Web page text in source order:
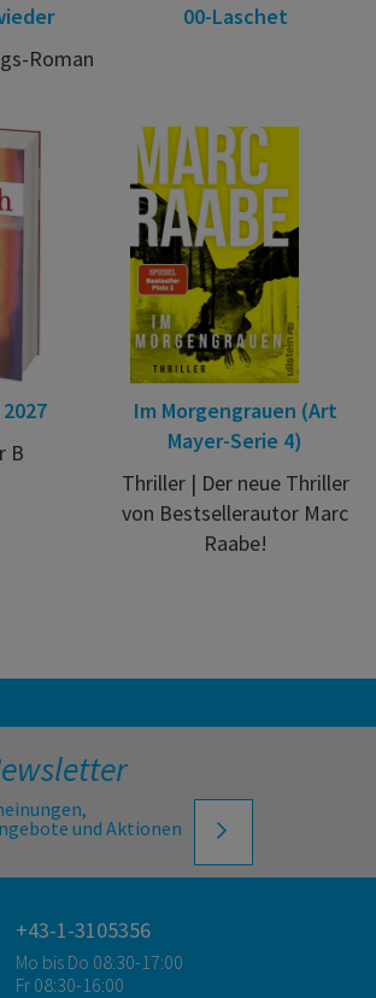
Roman
00-Laschet
B
Im Morgengrauen (Art
Mayer-Serie 4)
Thriller | Der neue Thriller
von Bestsellerautor Marc
Raabe!
und Aktionen
+43-1-3105356
Mo bis Do 08:30-17:00
Fr 08:30-16:00